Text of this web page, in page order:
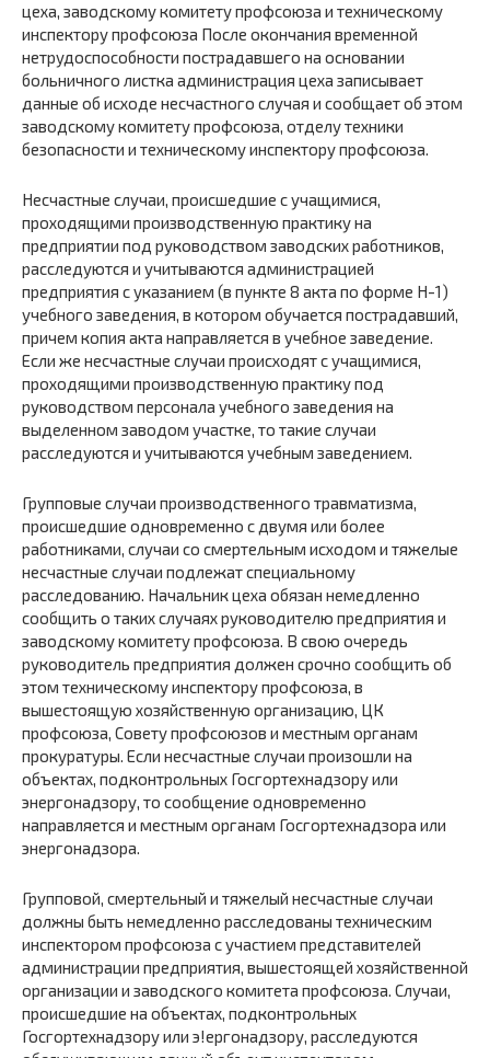
цеха, заводскому комитету профсоюза и техническому
инспектору профсоюза После окончания временной
нетрудоспособности пострадавшего на основании
больничного листка администрация цеха записывает
данные об исходе несчастного случая и сообщает об этом
заводскому комитету профсоюза, отделу техники
безопасности и техническому инспектору профсоюза.
Несчастные случаи, происшедшие с учащимися,
проходящими производственную практику на
предприятии под руководством заводских работников,
расследуются и учитываются администрацией
предприятия с указанием (в пункте 8 акта по форме Н-1)
учебного заведения, в котором обучается пострадавший,
причем копия акта направляется в учебное заведение.
Если же несчастные случаи происходят с учащимися,
проходящими производственную практику под
руководством персонала учебного заведения на
выделенном заводом участке, то такие случаи
расследуются и учитываются учебным заведением.
Групповые случаи производственного травматизма,
происшедшие одновременно с двумя или более
работниками, случаи со смертельным исходом и тяжелые
несчастные случаи подлежат специальному
расследованию. Начальник цеха обязан немедленно
сообщить о таких случаях руководителю предприятия и
заводскому комитету профсоюза. В свою очередь
руководитель предприятия должен срочно сообщить об
этом техническому инспектору профсоюза, в
вышестоящую хозяйственную организацию, ЦК
профсоюза, Совету профсоюзов и местным органам
прокуратуры. Если несчастные случаи произошли на
объектах, подконтрольных Госгортехнадзору или
энергонадзору, то сообщение одновременно
направляется и местным органам Госгортехнадзора или
энергонадзора.
Групповой, смертельный и тяжелый несчастные случаи
должны быть немедленно расследованы техническим
инспектором профсоюза с участием представителей
администрации предприятия, вышестоящей хозяйственной
организации и заводского комитета профсоюза. Случаи,
происшедшие на объектах, подконтрольных
Госгортехнадзору или э!ергонадзору, расследуются